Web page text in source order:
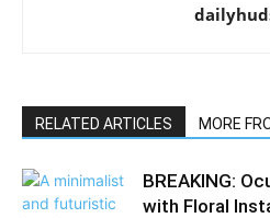
RELATED ARTICLES MORE
BREAKING:
with Floral